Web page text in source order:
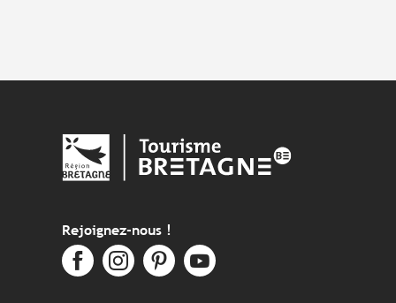
Rejoignez-nous !